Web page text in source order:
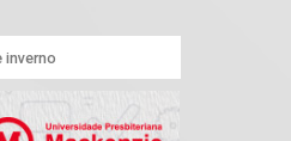
inverno